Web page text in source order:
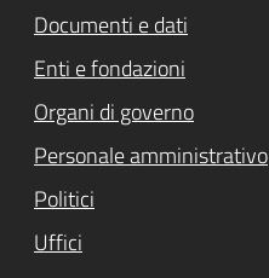
Documenti e dati
Enti e fondazioni
Organi di governo
Personale amministrativo
Politici
Uffici